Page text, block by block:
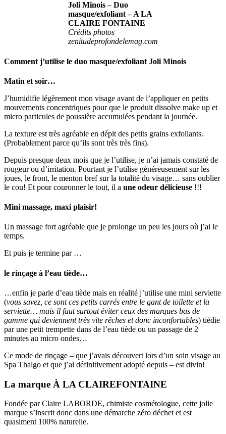
Joli Minois – Duo
masque/exfoliant – A LA
CLAIRE FONTAINE
Crédits photos
zenitudeprofondelemag.com
Comment j’utilise le duo masque/exfoliant Joli Minois
Matin et soir…
J’humidifie légèrement mon visage avant de l’appliquer en petits
mouvements concentriques pour que le produit dissolve make up et
micro particules de poussière accumulées pendant la journée.
La texture est très agréable en dépit des petits grains exfoliants.
(Probablement parce qu’ils sont très très fins).
Depuis presque deux mois que je l’utilise, je n’ai jamais constaté de
rougeur ou d’irritation. Pourtant je l’utilise généreusement sur les
joues, le front, le menton bref sur la totalité du visage… sans oublier
le cou! Et pour couronner le tout, il a une odeur délicieuse !!!
Mini massage, maxi plaisir!
Un massage fort agréable que je prolonge un peu les jours où j’ai le
temps.
Et puis je termine par …
le rinçage à l’eau tiède…
…enfin je parle d’eau tiède mais en réalité j’utilise une mini serviette
(vous savez, ce sont ces petits carrés entre le gant de toilette et la
serviette… mais il faut surtout éviter ceux des marques bas de
gamme qui deviennent très vite rêches et donc inconfortables) tiédie
par une petit trempette dans de l’eau tiède ou un passage de 2
minutes au micro ondes…
Ce mode de rinçage – que j’avais découvert lors d’un soin visage au
Spa Thalgo et que j’ai définitivement adopté depuis – est divin!
La marque À LA CLAIREFONTAINE
Fondée par Claire LABORDE, chimiste cosmétologue, cette jolie
marque s’inscrit donc dans une démarche zéro déchet et est
quasiment 100% naturelle.